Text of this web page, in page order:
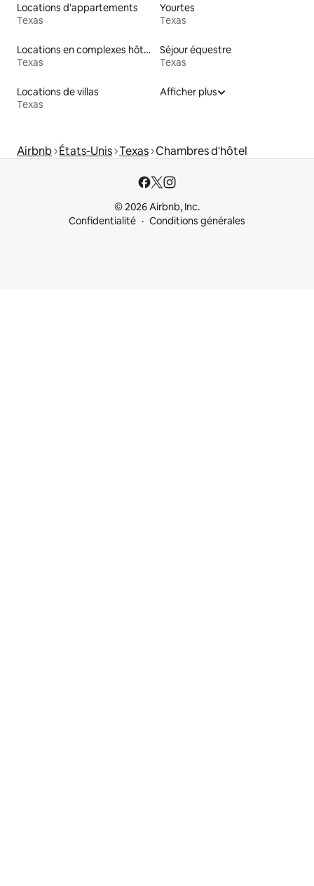
Locations d'appartements
Texas
Yourtes
Texas
Locations en complexes hôteliers
Texas
Séjour équestre
Texas
Locations de villas
Texas
Afficher plus
Airbnb États-Unis Texas Chambres d'hôtel
© 2026 Airbnb, Inc.
Confidentialité
Conditions générales